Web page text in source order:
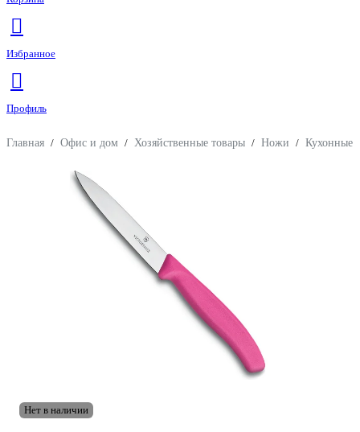
Избранное
Профиль
Главная / Офис и дом / Хозяйственные товары / Ножи / Кухонные
Нет в наличии